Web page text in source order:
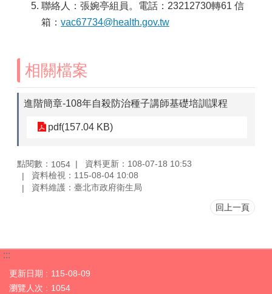
聯絡人：張婉亭組員。電話：23212730轉61 信
箱： vac67734@health.gov.tw
相關檔案
進階簡章-108年自殺防治種子講師基礎培訓課程
pdf(157.04 KB)
點閱數： 1054
資料更新：108-07-18 10:53
資料檢視：115-08-04 10:08
資料維護：臺北市政府衛生局
回上一頁
:::
更新日期
115-08-09
瀏覽人次
1054